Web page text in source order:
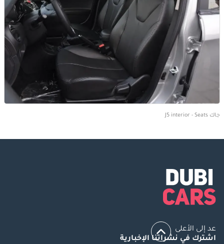
جاك J5 interior - Seats
عد إلى الأعلى
اشترك في نشراتنا الإخبارية